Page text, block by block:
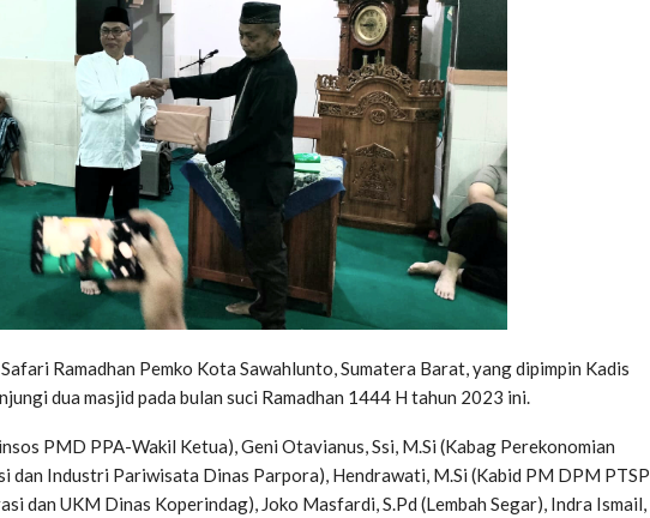
Ramadhan Pemko Kota Sawahlunto, Sumatera Barat, yang dipimpin Kadis
dua masjid pada bulan suci Ramadhan 1444 H tahun 2023 ini.
PMD PPA-Wakil Ketua), Geni Otavianus, Ssi, M.Si (Kabag Perekonomian
dan Industri Pariwisata Dinas Parpora), Hendrawati, M.Si (Kabid PM DPM PTSP
dan UKM Dinas Koperindag), Joko Masfardi, S.Pd (Lembah Segar), Indra Ismail,